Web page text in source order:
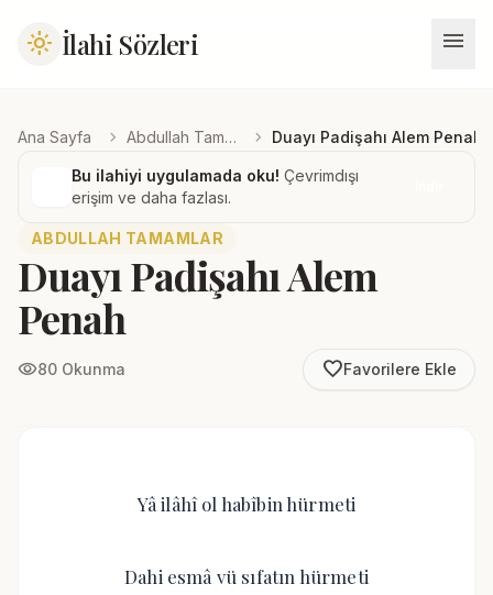
light_mode İlahi Sözleri menu
Ana Sayfa chevron_right Abdullah Tamamlar chevron_right Duayı Padişahı Alem Penah
Bu ilahiyi uygulamada oku! Çevrimdışı
erişim ve daha fazlası.
ABDULLAH TAMAMLAR
Duayı Padişahı Alem
Penah
visibility80 Okunma favorite_borderFavorilere Ekle
Yâ ilâhî ol habîbin hürmeti
Dahi esmâ vü sıfatın hürmeti